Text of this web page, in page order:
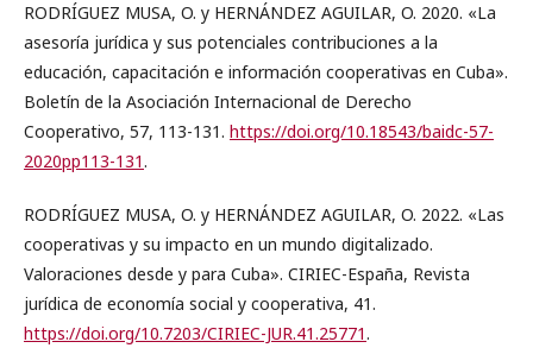
RODRÍGUEZ MUSA, O. y HERNÁNDEZ AGUILAR, O. 2020. «La
asesoría jurídica y sus potenciales contribuciones a la
educación, capacitación e información cooperativas en Cuba».
Boletín de la Asociación Internacional de Derecho
Cooperativo, 57, 113-131. https://doi.org/10.18543/baidc-57-
2020pp113-131.
RODRÍGUEZ MUSA, O. y HERNÁNDEZ AGUILAR, O. 2022. «Las
cooperativas y su impacto en un mundo digitalizado.
Valoraciones desde y para Cuba». CIRIEC-España, Revista
jurídica de economía social y cooperativa, 41.
https://doi.org/10.7203/CIRIEC-JUR.41.25771.